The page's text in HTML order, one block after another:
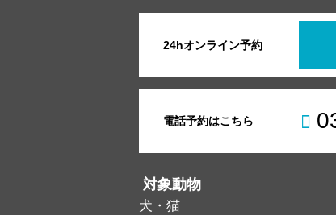
24hオンライン予約
電話予約はこちら
対象動物
犬・猫